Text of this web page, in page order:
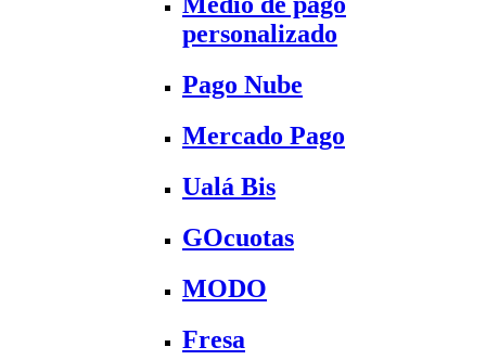
personalizado
Pago Nube
Mercado Pago
Ualá Bis
GOcuotas
MODO
Fresa